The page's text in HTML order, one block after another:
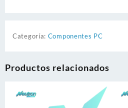
Categoría: Componentes PC
Productos relacionados